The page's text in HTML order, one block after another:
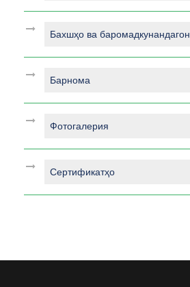
Бахшҳо ва баромадкунандагон
Барнома
Фотогалерия
Сертификатҳо